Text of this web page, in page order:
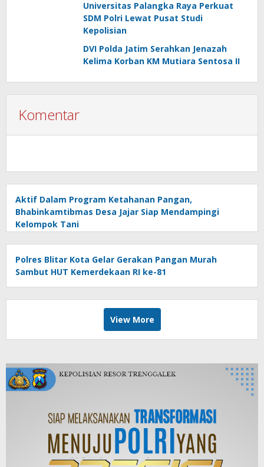
Universitas Palangka Raya Perkuat
SDM Polri Lewat Pusat Studi
Kepolisian
DVI Polda Jatim Serahkan Jenazah
Kelima Korban KM Mutiara Sentosa II
Komentar
Aktif Dalam Program Ketahanan Pangan,
Bhabinkamtibmas Desa Jajar Siap Mendampingi
Kelompok Tani
Polres Blitar Kota Gelar Gerakan Pangan Murah
Sambut HUT Kemerdekaan RI ke-81
View More